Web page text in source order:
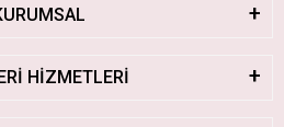
HİZMETLERİ